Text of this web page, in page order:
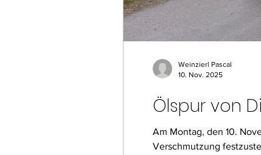
Ölspur von
Am Montag, den 10.
Verschmutzung
Weinzierl Pascal
10. Nov. 2025